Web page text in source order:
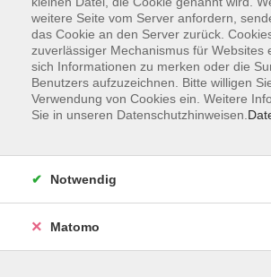
Der Kurs konnte nicht gefunden
Volkshochschule Bad Reichenhall
(Eine Einrichtung der Stadt Bad
weitere Seite vom Server anfordern,
das Cookie an den Server zurück.
zuverlässiger Mechanismus für Websites
sich Informationen zu merken oder die
Benutzers aufzuzeichnen. Bitte willigen
Verwendung von Cookies ein. Weitere
Sie in unseren Datenschutzhinweisen.
Notwendig
Matomo